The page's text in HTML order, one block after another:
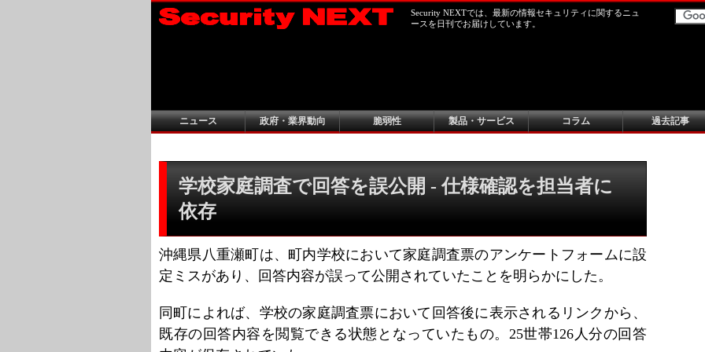
Security NEXTでは、最新の情報セキュリティに関するニュ
ースを日刊でお届けしています。
ニュース 政府・業界動向 脆弱性 製品・サービス コラム 過去記事
学校家庭調査で回答を誤公開 - 仕様確認を担当者に
依存
沖縄県八重瀬町は、町内学校において家庭調査票のアンケートフォームに設
定ミスがあり、回答内容が誤って公開されていたことを明らかにした。
同町によれば、学校の家庭調査票において回答後に表示されるリンクから、
既存の回答内容を閲覧できる状態となっていたもの。25世帯126人分の回答